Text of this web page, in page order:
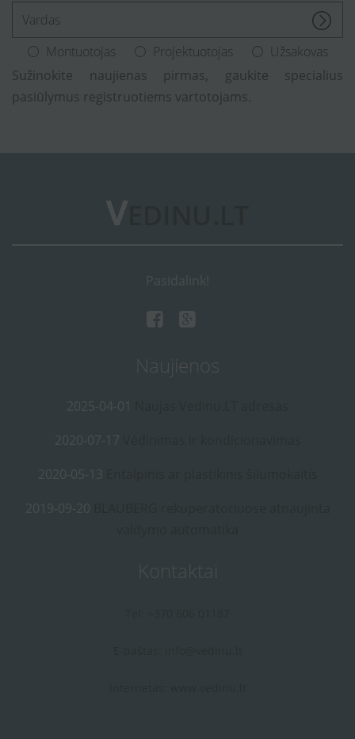
Montuotojas Projektuotojas
Užsakovas
Sužinokite naujienas pirmas, gaukite specialius
pasiūlymus registruotiems vartotojams.
Pasidalink!
Naujienos
2025-04-01
2020-07-17
2020-05-13
2019-09-20
Kontaktai